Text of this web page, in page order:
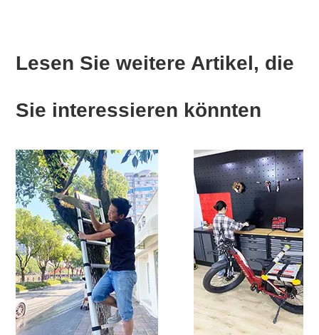
Lesen Sie weitere Artikel, die
Sie interessieren könnten